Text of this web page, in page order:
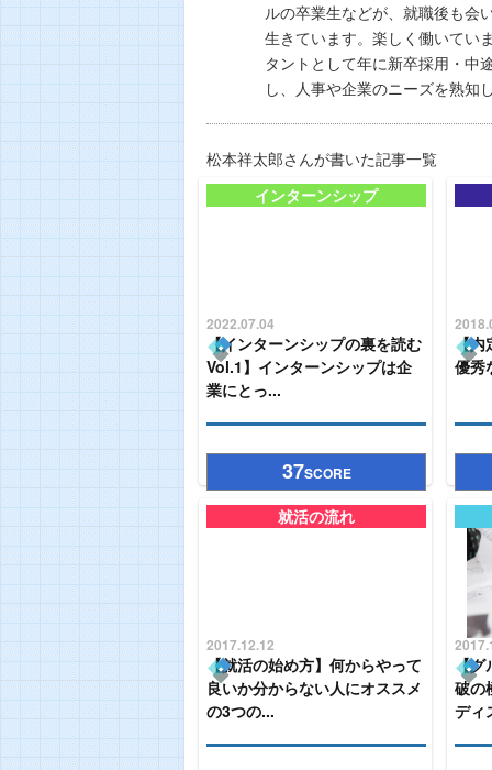
ルの卒業生などが、就職後も会
生きています。楽しく働いてい
タントとして年に新卒採用・中
し、人事や企業のニーズを熟知
松本祥太郎さんが書いた記事一覧
インターンシップ
2022.07.04
【インターンシップの裏を読む
Vol.1】インターンシップは企
業にとっ...
37SCORE
【内
優秀
就活の流れ
2017.12.12
【就活の始め方】何からやって
良いか分からない人にオススメ
の3つの...
【グ
破の
ディ